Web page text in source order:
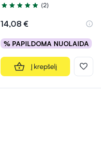
Įvertinimas 4.5 iš 5
(2)
14,08 €
% PAPILDOMA NUOLAIDA
Į krepšelį